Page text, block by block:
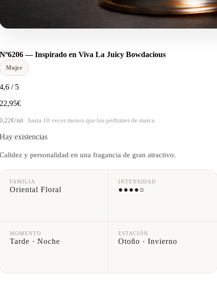
Nº6206 — Inspirado en Viva La Juicy Bowdacious
Mujer
4,6 / 5
22,95€
0,22€/ml · hasta 10 veces menos que los perfumes de marca
Hay existencias
Calidez y personalidad en una fragancia de gran atractivo.
FAMILIA
Oriental Floral
INTENSIDAD
●●●●○
MOMENTO
Tarde · Noche
ESTACIÓN
Otoño · Invierno